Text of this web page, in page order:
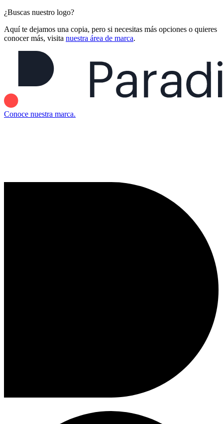
¿Buscas nuestro logo?
Aquí te dejamos una copia, pero si necesitas más opciones o quieres
conocer más, visita nuestra área de marca.
Conoce nuestra marca.